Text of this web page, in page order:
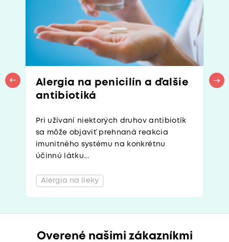
Alergia na penicilín a ďalšie
antibiotiká
Pri užívaní niektorých druhov antibiotík
sa môže objaviť prehnaná reakcia
imunitného systému na konkrétnu
účinnú látku...
Alergia na lieky
Overené našimi zákazníkmi